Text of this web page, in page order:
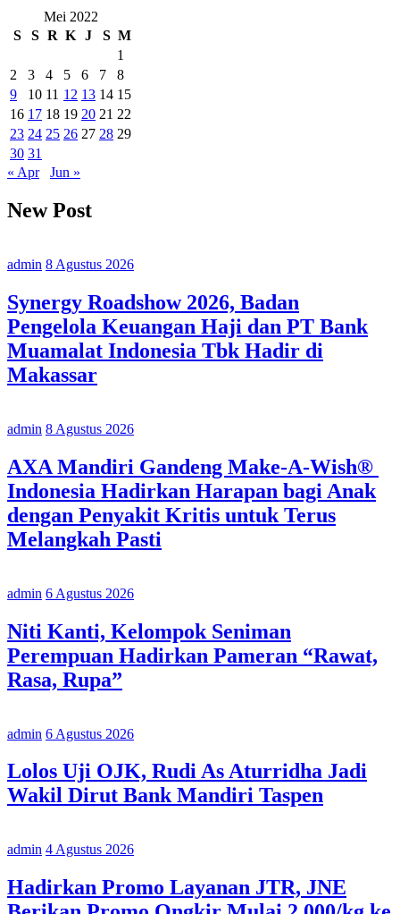
Mei 2022
S
S R K J S M
1
2
3 4 5 6 7
8
9
10 11 12 13 14 15
16 17 18 19 20 21 22
23 24 25 26 27 28 29
30 31
« Apr
Jun »
New Post
admin 8 Agustus 2026
Synergy Roadshow 2026, Badan
Pengelola Keuangan Haji dan PT Bank
Muamalat Indonesia Tbk Hadir di
Makassar
admin 8 Agustus 2026
AXA Mandiri Gandeng Make-A-Wish®
Indonesia Hadirkan Harapan bagi Anak
dengan Penyakit Kritis untuk Terus
Melangkah Pasti
admin 6 Agustus 2026
Niti Kanti, Kelompok Seniman
Perempuan Hadirkan Pameran “Rawat,
Rasa, Rupa”
admin 6 Agustus 2026
Lolos Uji OJK, Rudi As Aturridha Jadi
Wakil Dirut Bank Mandiri Taspen
admin 4 Agustus 2026
Hadirkan Promo Layanan JTR, JNE